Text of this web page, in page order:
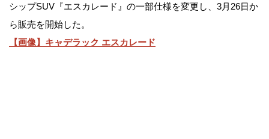
シップSUV『エスカレード』の一部仕様を変更し、3月26日か
ら販売を開始した。
【画像】キャデラック エスカレード